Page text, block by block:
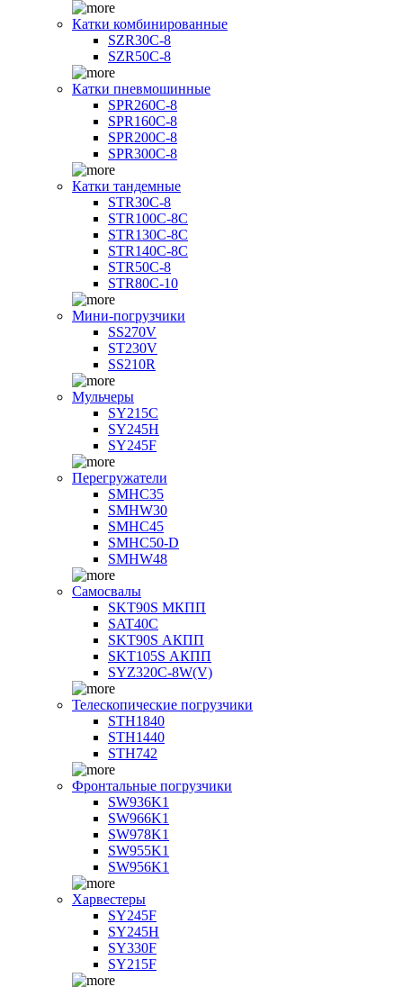
Катки комбинированные
SZR30C-8
SZR50C-8
Катки пневмошинные
SPR260C-8
SPR160C-8
SPR200C-8
SPR300C-8
Катки тандемные
STR30C-8
STR100C-8С
STR130C-8С
STR140C-8С
STR50C-8
STR80C-10
Мини-погрузчики
SS270V
ST230V
SS210R
Мульчеры
SY215C
SY245H
SY245F
Перегружатели
SMHC35
SMHW30
SMHC45
SMHC50-D
SMHW48
Самосвалы
SKT90S МКПП
SAT40C
SKT90S АКПП
SKT105S АКПП
SYZ320C-8W(V)
Телескопические погрузчики
STH1840
STH1440
STH742
Фронтальные погрузчики
SW936K1
SW966K1
SW978K1
SW955K1
SW956K1
Харвестеры
SY245F
SY245H
SY330F
SY215F